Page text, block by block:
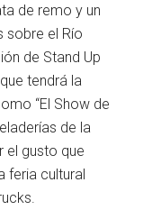
de remo y un
sobre el Río
de Stand Up
tendrá la
“El Show de
de la
el gusto que
feria cultural